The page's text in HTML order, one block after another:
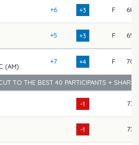
+6 +3 F 68
+5 +3 F 69
(AM)
+7 +4 F 70
TO THE BEST 40 PARTICIPANTS +
-1 73
-1 72